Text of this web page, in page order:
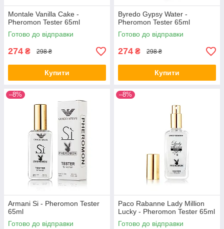
Montale Vanilla Cake -
Pheromon Tester 65ml
Готово до відправки
274 ₴ 298 ₴
Купити
Byredo Gypsy Water -
Pheromon Tester 65ml
Готово до відправки
274 ₴ 298 ₴
Купити
–8%
Armani Si - Pheromon Tester
65ml
Готово до відправки
–8%
Paco Rabanne Lady Million
Lucky - Pheromon Tester 65ml
Готово до відправки